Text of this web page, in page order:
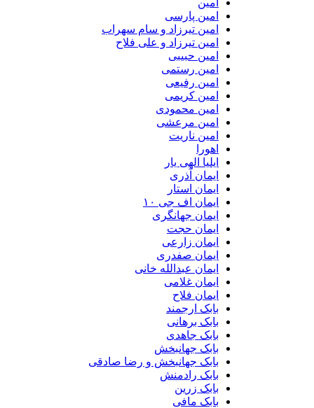
امین پارسی
امین تیرزاد و سام سهراب
امین تیرزاد و علی فلاح
امین حبیبی
امین رستمی
امین رفیعی
امین کریمی
امین محمودی
امین مرعشی
امین ناریت
ایلیا الهی یار
ایمان آذری
ایمان استار
ایمان اف جی ۱۰
ایمان جهانگری
ایمان حجت
ایمان زارعی
ایمان صفدری
ایمان عبدالله خانی
ایمان غلامی
ایمان فلاح
بابک ارجمند
بابک برهانی
بابک جاهدی
بابک جهانبخش
بابک جهانبخش و رضا صادقی
بابک رادمنش
بابک زرین
بابک مافی